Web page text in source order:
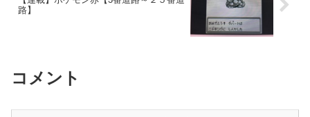
路】
コメント